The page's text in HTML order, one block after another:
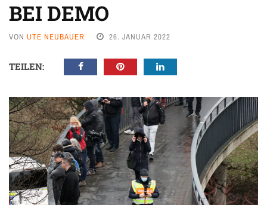
EI DEMO
VON UTE NEUBAUER 26. JANUAR 2022
TEILEN: